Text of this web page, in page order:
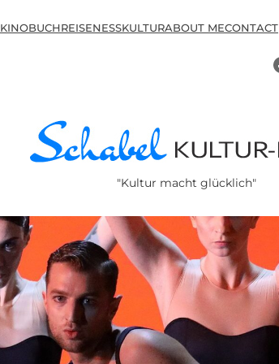
KINOBUCHREISENESSKULTURABOUT MECONTACT
"Kultur macht glücklich"